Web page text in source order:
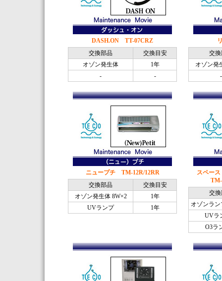
DASH.ON TT-07CRZ
交換部品
交換目安
オゾン発生体
1年
-
-
交
オゾン発
-
ニュープチ TM-12R/12RR
交換部品
交換目安
オゾン発生体 8W×2
1年
UVランプ
1年
スペー
交
オゾンラン
UVラ
O3ラ